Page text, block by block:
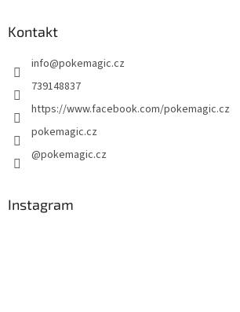
Kontakt
info@pokemagic.cz
739148837
https://www.facebook.com/pokemagic.cz
pokemagic.cz
@pokemagic.cz
Instagram